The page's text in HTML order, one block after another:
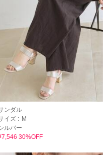
ンダル
イズ : M
ルバー
30%OFF